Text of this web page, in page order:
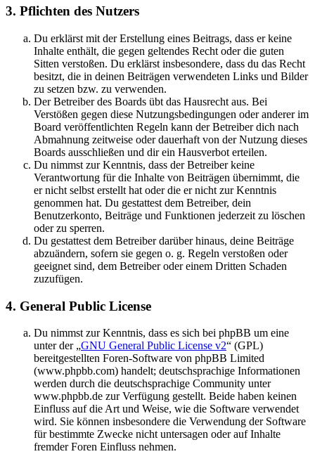
3. Pflichten des Nutzers
Du erklärst mit der Erstellung eines Beitrags, dass er keine
Inhalte enthält, die gegen geltendes Recht oder die guten
Sitten verstoßen. Du erklärst insbesondere, dass du das Recht
besitzt, die in deinen Beiträgen verwendeten Links und Bilder
zu setzen bzw. zu verwenden.
Der Betreiber des Boards übt das Hausrecht aus. Bei
Verstößen gegen diese Nutzungsbedingungen oder anderer im
Board veröffentlichten Regeln kann der Betreiber dich nach
Abmahnung zeitweise oder dauerhaft von der Nutzung dieses
Boards ausschließen und dir ein Hausverbot erteilen.
Du nimmst zur Kenntnis, dass der Betreiber keine
Verantwortung für die Inhalte von Beiträgen übernimmt, die
er nicht selbst erstellt hat oder die er nicht zur Kenntnis
genommen hat. Du gestattest dem Betreiber, dein
Benutzerkonto, Beiträge und Funktionen jederzeit zu löschen
oder zu sperren.
Du gestattest dem Betreiber darüber hinaus, deine Beiträge
abzuändern, sofern sie gegen o. g. Regeln verstoßen oder
geeignet sind, dem Betreiber oder einem Dritten Schaden
zuzufügen.
4. General Public License
Du nimmst zur Kenntnis, dass es sich bei phpBB um eine
unter der „GNU General Public License v2“ (GPL)
bereitgestellten Foren-Software von phpBB Limited
(www.phpbb.com) handelt; deutschsprachige Informationen
werden durch die deutschsprachige Community unter
www.phpbb.de zur Verfügung gestellt. Beide haben keinen
Einfluss auf die Art und Weise, wie die Software verwendet
wird. Sie können insbesondere die Verwendung der Software
für bestimmte Zwecke nicht untersagen oder auf Inhalte
fremder Foren Einfluss nehmen.